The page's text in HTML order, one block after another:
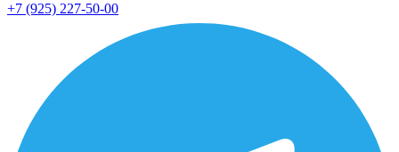
+7 (925) 227-50-00